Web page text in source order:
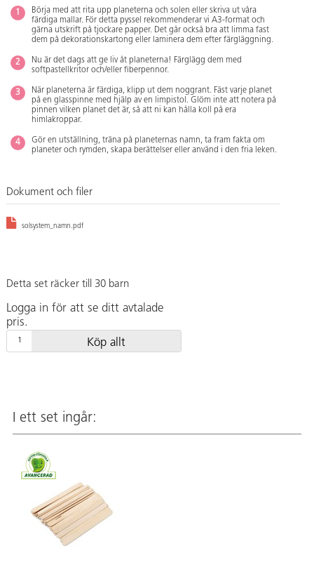
Börja med att rita upp planeterna och solen eller skriva ut våra
färdiga mallar. För detta pyssel rekommenderar vi A3-format och
gärna utskrift på tjockare papper. Det går också bra att limma fast
dem på dekorationskartong eller laminera dem efter färgläggning.
Nu är det dags att ge liv åt planeterna! Färglägg dem med
softpastellkritor och/eller fiberpennor.
När planeterna är färdiga, klipp ut dem noggrant. Fäst varje planet
på en glasspinne med hjälp av en limpistol. Glöm inte att notera på
pinnen vilken planet det är, så att ni kan hålla koll på era
himlakroppar.
Gör en utställning, träna på planeternas namn, ta fram fakta om
planeter och rymden, skapa berättelser eller använd i den fria leken.
Dokument och filer
solsystem_namn.pdf
Detta set räcker till 30 barn
Logga in för att se ditt avtalade
pris.
Köp allt
I ett set ingår: